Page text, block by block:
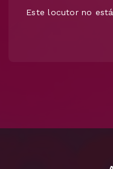
Este locutor no